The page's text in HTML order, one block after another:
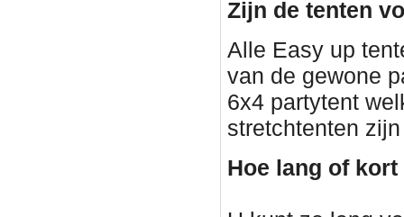
Zijn de tenten
Alle Easy up
van de gewone
6x4 partytent
stretchtenten
Hoe lang of